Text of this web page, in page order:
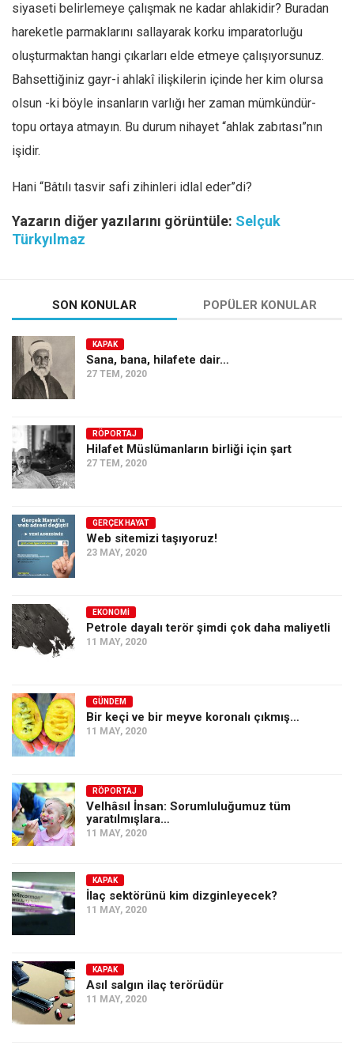
siyaseti belirlemeye çalışmak ne kadar ahlakidir? Buradan
hareketle parmaklarını sallayarak korku imparatorluğu
oluşturmaktan hangi çıkarları elde etmeye çalışıyorsunuz.
Bahsettiğiniz gayr-i ahlakî ilişkilerin içinde her kim olursa
olsun -ki böyle insanların varlığı her zaman mümkündür-
topu ortaya atmayın. Bu durum nihayet “ahlak zabıtası”nın
işidir.
Hani “Bâtılı tasvir safi zihinleri idlal eder”di?
Yazarın diğer yazılarını görüntüle: Selçuk
Türkyılmaz
SON KONULAR POPÜLER KONULAR
KAPAK
Sana, bana, hilafete dair…
27 TEM, 2020
RÖPORTAJ
Hilafet Müslümanların birliği için şart
27 TEM, 2020
GERÇEK HAYAT
Web sitemizi taşıyoruz!
23 MAY, 2020
EKONOMI
Petrole dayalı terör şimdi çok daha maliyetli
11 MAY, 2020
GÜNDEM
Bir keçi ve bir meyve koronalı çıkmış…
11 MAY, 2020
RÖPORTAJ
Velhâsıl İnsan: Sorumluluğumuz tüm
yaratılmışlara…
11 MAY, 2020
KAPAK
İlaç sektörünü kim dizginleyecek?
11 MAY, 2020
KAPAK
Asıl salgın ilaç terörüdür
11 MAY, 2020